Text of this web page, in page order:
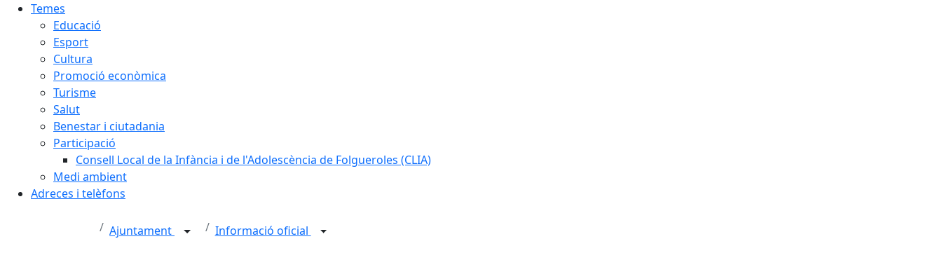
Temes
Educació
Esport
Cultura
Promoció econòmica
Turisme
Salut
Benestar i ciutadania
Participació
Consell Local de la Infància i de l'Adolescència de Folgueroles (CLIA)
Medi ambient
Adreces i telèfons
Ajuntament Informació oficial